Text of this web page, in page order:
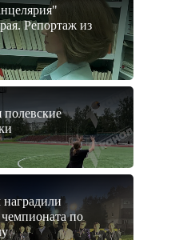
Репортаж из
по